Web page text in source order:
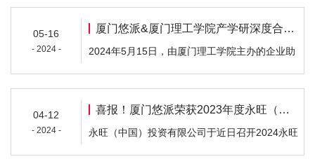
《2024年老…
此，我们满怀着激动与感激，向长期以来给予我
们支持与厚爱的广大客户、合作伙伴、业界同仁
以及社会各界朋友致以最诚挚的感谢和最深切的
们一起走进…
05-16
- 2024 -
厦门悠派&厦门理工学院产学研深度合作，助力学生学以致用成长成才
2024年5月15日，由厦门理工学院主办的企业助
限公司作为此次助学金的捐助企业应邀参与。出
席此次活动的有厦门理工学院设计艺术学院党委
书记孙桂武、院长孟卫东、厦门悠派新生活科技
04-12
- 2024 -
喜报！厦门悠派荣获2023年度永旺（中国）投资有限公司优秀供应商荣誉
永旺（中国）投资有限公司于近日召开2024永旺